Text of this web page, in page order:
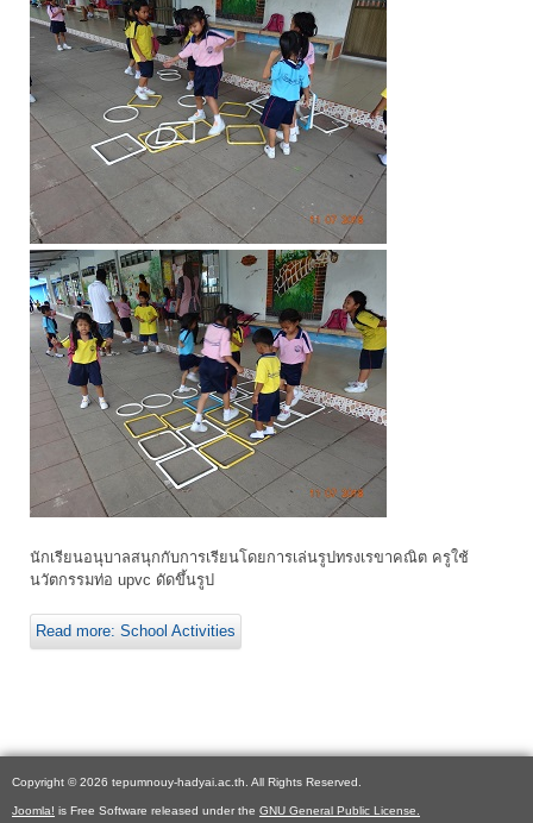
นักเรียนอนุบาลสนุกกับการเรียนโดยการเล่นรูปทรงเรขาคณิต ครูใช้
นวัตกรรมท่อ upvc ดัดขึ้นรูป
Read more: School Activities
Copyright © 2026 tepumnouy-hadyai.ac.th. All Rights Reserved.
Joomla! is Free Software released under the GNU General Public License.